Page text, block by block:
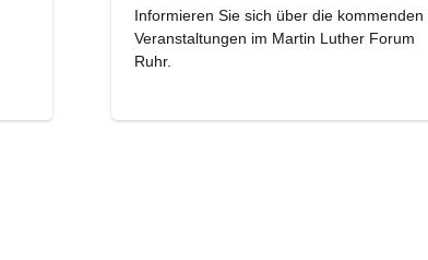
Informieren Sie sich über die kommenden
Veranstaltungen im Martin Luther Forum
Ruhr.